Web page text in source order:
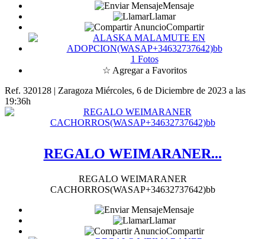
Mensaje
Llamar
Compartir
1 Fotos
☆ Agregar a Favoritos
Ref. 320128 | Zaragoza Miércoles, 6 de Diciembre de 2023 a las
19:36h
REGALO WEIMARANER...
REGALO WEIMARANER
CACHORROS(WASAP+34632737642)bb
Mensaje
Llamar
Compartir